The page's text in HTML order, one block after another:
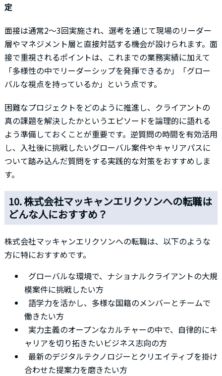
定
面接は通常2〜3回実施され、選考を通じて現場のリーダー
層やマネジメント層と直接対話する機会が設けられます。面
接で重視されるポイントは、これまでの業務実績に加えて
「多様性の中でリーダーシップを発揮できるか」「グロー
バルな視点を持っているか」という点です。
困難なプロジェクトをどのように推進し、クライアントの
真の課題を解決したかというエピソードを論理的に語れる
よう準備しておくことが重要です。逆質問の時間を有効活用
し、入社後に挑戦したいグローバル案件やキャリアパスに
ついて踏み込んだ質問をする実践的な対策をおすすめしま
す。
10. 株式会社マッキャンエリクソンへの転職は
どんな人におすすめ？
株式会社マッキャンエリクソンへの転職は、以下のような
方に特におすすめです。
グローバルな環境で、ナショナルクライアントの大規
模案件に挑戦したい方
語学力を活かし、多様な国籍のメンバーとチームで
働きたい方
実力主義のオープンなカルチャーの中で、自律的にキ
ャリアを切り拓きたいビジネス志向の方
最新のデジタルテクノロジーとクリエイティブを掛け
合わせた提案力を磨きたい方